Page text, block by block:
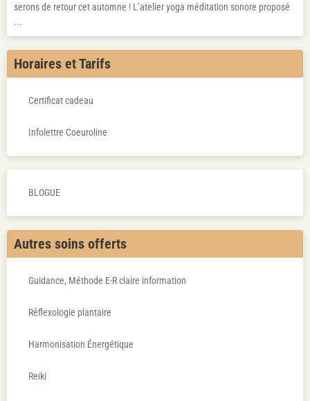
serons de retour cet automne ! L’atelier yoga méditation sonore proposé
...
Horaires et Tarifs
Certificat cadeau
Infolettre Coeuroline
BLOGUE
Autres soins offerts
Guidance, Méthode E-R claire information
Réflexologie plantaire
Harmonisation Énergétique
Reiki